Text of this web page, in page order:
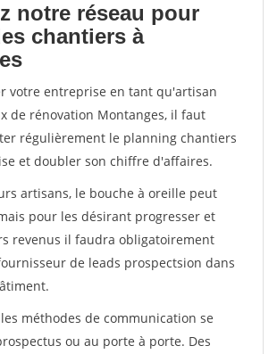
notre réseau pour
chantiers à
votre entreprise en tant qu'artisan
de rénovation Montanges, il faut
régulièrement le planning chantiers
et doubler son chiffre d'affaires.
artisans, le bouche à oreille peut
pour les désirant progresser et
revenus il faudra obligatoirement
de leads prospectsion dans
méthodes de communication se
ou au porte à porte. Des